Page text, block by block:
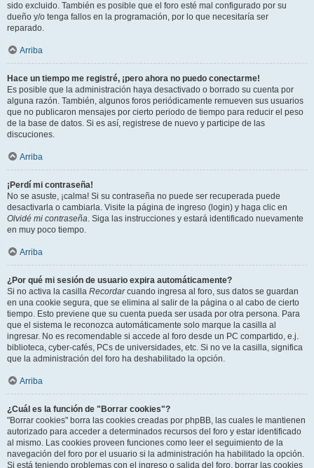
sido excluido. También es posible que el foro esté mal configurado por su
dueño y/o tenga fallos en la programación, por lo que necesitaría ser
reparado.
Arriba
Hace un tiempo me registré, ¡pero ahora no puedo conectarme!
Es posible que la administración haya desactivado o borrado su cuenta por
alguna razón. También, algunos foros periódicamente remueven sus usuarios
que no publicaron mensajes por cierto periodo de tiempo para reducir el peso
de la base de datos. Si es así, registrese de nuevo y participe de las
discuciones.
Arriba
¡Perdí mi contraseña!
No se asuste, ¡calma! Si su contraseña no puede ser recuperada puede
desactivarla o cambiarla. Visite la página de ingreso (login) y haga clic en
Olvidé mi contraseña. Siga las instrucciones y estará identificado nuevamente
en muy poco tiempo.
Arriba
¿Por qué mi sesión de usuario expira automáticamente?
Si no activa la casilla Recordarcuando ingresa al foro, sus datos se guardan
en una cookie segura, que se elimina al salir de la página o al cabo de cierto
tiempo. Esto previene que su cuenta pueda ser usada por otra persona. Para
que el sistema le reconozca automáticamente solo marque la casilla al
ingresar. No es recomendable si accede al foro desde un PC compartido, e.j.
biblioteca, cyber-cafés, PCs de universidades, etc. Si no ve la casilla, significa
que la administración del foro ha deshabilitado la opción.
Arriba
¿Cuál es la función de "Borrar cookies"?
"Borrar cookies" borra las cookies creadas por phpBB, las cuales le mantienen
autorizado para acceder a determinados recursos del foro y estar identificado
al mismo. Las cookies proveen funciones como leer el seguimiento de la
navegación del foro por el usuario si la administración ha habilitado la opción.
Si está teniendo problemas con el ingreso o salida del foro, borrar las cookies